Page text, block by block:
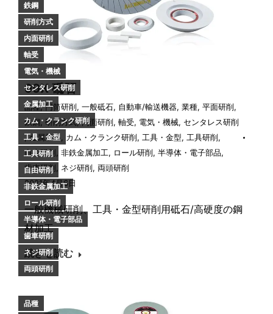
鉄鋼
研削方式
内面研削
軸受
電気・機械
センタレス研削
金属加工
カム・クランク研削
工具・金型
工具研削
自由研削
非鉄金属加工
ロール研削
半導体・電子部品
歯車研削
ネジ研削
両頭研削
99X 砥石
品種,円筒研削 , 一般砥石 , 自動車/輸送機器, 業種, 平面研削 ,
鉄鋼 , 研削方式,内面研削 , 軸受, 電気・機械, センタレス研削
,金属加工 カム・クランク研削 , 工具・金型, 工具研削 ,
自由研削
非鉄金属加工 , ロール研削 , 半導体・電子部品,
歯車研削
ネジ研削 , 両頭研削
2021年4月6日
一般機械研削、工具・金型研削用砥石/高硬度の鋼
材加工
続きを読む
品種